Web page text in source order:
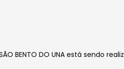
BENTO DO UNA está sendo